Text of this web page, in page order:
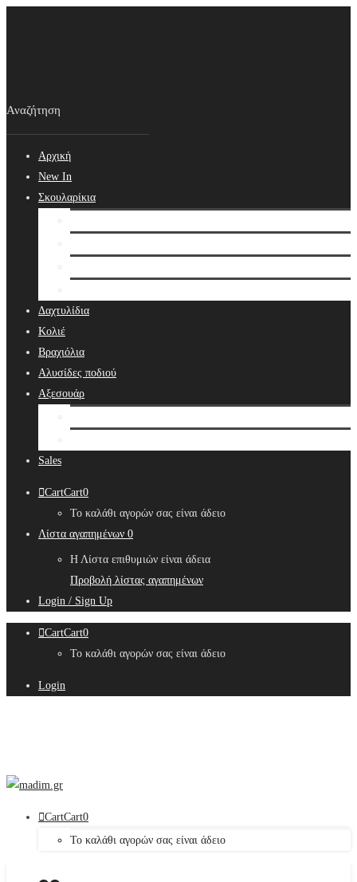
Αρχική
New In
Σκουλαρίκια
Δαχτυλίδια
Κολιέ
Βραχιόλια
Αλυσίδες ποδιού
Αξεσουάρ
Sales
CartCart0
Το καλάθι αγορών σας είναι άδειο
Λίστα αγαπημένων 0
Η Λίστα επιθυμιών είναι άδεια
Προβολή λίστας αγαπημένων
Login / Sign Up
CartCart0
Το καλάθι αγορών σας είναι άδειο
Login
CartCart0
Το καλάθι αγορών σας είναι άδειο